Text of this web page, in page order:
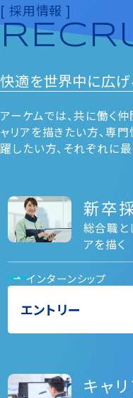
[ 採用情報 ]
快適を世界中に広げ
アーケムでは、共に働く
ャリアを描きたい⽅、専
躍したい⽅、それぞれに
新卒
総合職と
アを描く
インターンシップ
エントリー
キャ